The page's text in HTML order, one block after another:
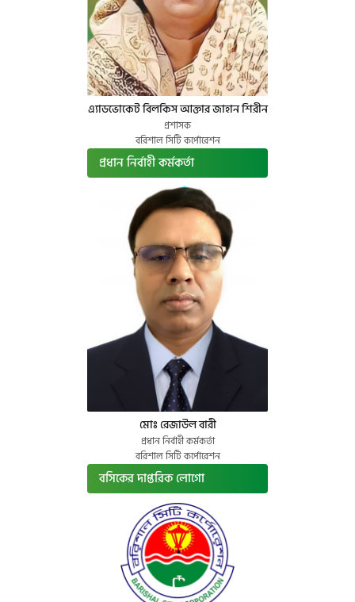
এ্যাডভোকেট বিলকিস আক্তার জাহান শিরীন
প্রশাসক
বরিশাল সিটি কর্পোরেশন
প্রধান নির্বাহী কর্মকর্তা
মোঃ রেজাউল বারী
প্রধান নির্বাহী কর্মকর্তা
বরিশাল সিটি কর্পোরেশন
বসিকের দাপ্তরিক লোগো